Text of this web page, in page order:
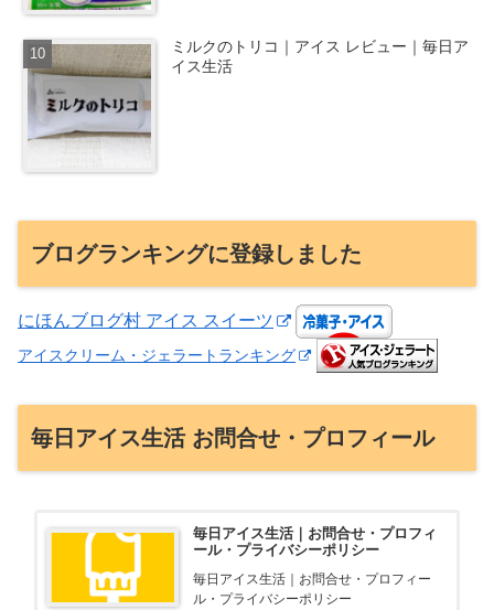
ミルクのトリコ｜アイス レビュー｜毎日ア
イス生活
ブログランキングに登録しました
にほんブログ村 アイス スイーツ
アイスクリーム・ジェラートランキング
毎日アイス生活 お問合せ・プロフィール
毎日アイス生活｜お問合せ・プロフィ
ール・プライバシーポリシー
毎日アイス生活｜お問合せ・プロフィー
ル・プライバシーポリシー